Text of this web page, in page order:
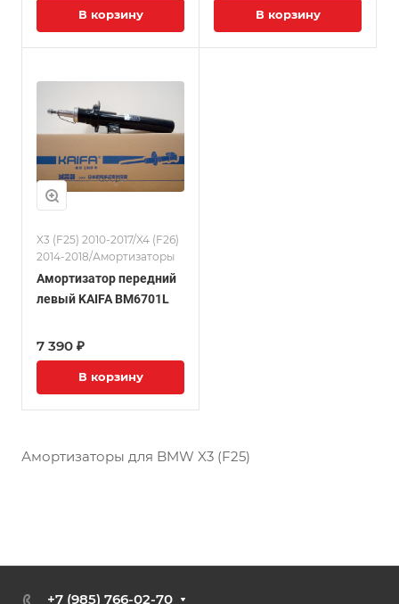
В корзину В корзину
X3 (F25) 2010-2017/X4 (F26)
2014-2018/Амортизаторы
Амортизатор передний
левый KAIFA BM6701L
7 390 ₽
В корзину
Амортизаторы для BMW X3 (F25)
+7 (985) 766-02-70